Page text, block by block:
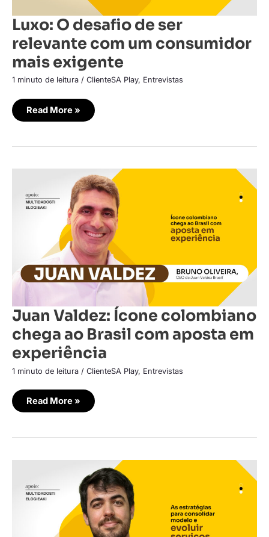
Luxo: O desafio de ser
relevante com um consumidor
mais exigente
1 minuto de leitura / ClienteSA Play, Entrevistas
Read More »
Juan Valdez: Ícone colombiano
chega ao Brasil com aposta em
experiência
1 minuto de leitura / ClienteSA Play, Entrevistas
Juan
colombiano
chega
experiência
Read More »
inDrive:
para
consolidar
serviços